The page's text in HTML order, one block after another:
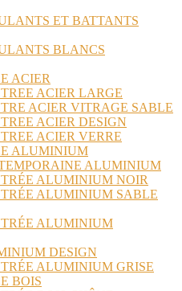
ET BATTANTS
BLANCS
ACIER
ACIER LARGE
ACIER VITRAGE SABLE
ACIER DESIGN
ACIER VERRE
ALUMINIUM
ALUMINIUM
ALUMINIUM NOIR
ALUMINIUM SABLE
ALUMINIUM
DESIGN
ALUMINIUM GRISE
BOIS